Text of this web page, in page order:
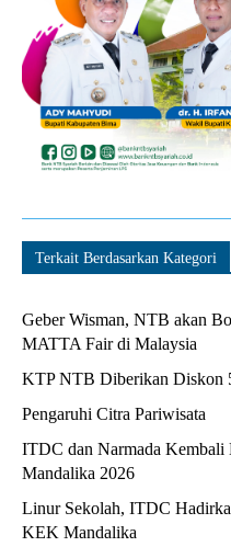
Terkait Berdasarkan Kategori
Geber Wisman, NTB akan
MATTA Fair di Malaysia
KTP NTB Diberikan Diskon
Pengaruhi Citra Pariwisata
ITDC dan Narmada
Mandalika 2026
Linur Sekolah, ITDC
KEK Mandalika